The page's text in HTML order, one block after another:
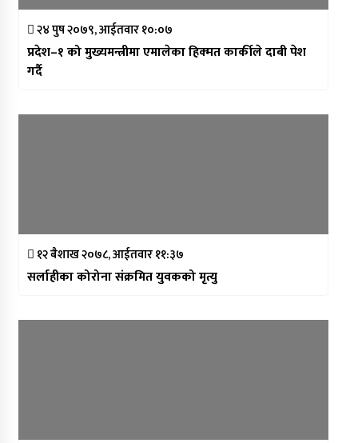
२४ पुष २०७९, आईतवार १०:०७
प्रदेश–१ को मुख्यमन्त्रीमा एमालेका हिक्मत कार्कीले दाबी पेश
गर्दै
१२ बैशाख २०७८, आईतवार ११:३७
सर्लाहीका कोरोना संक्रमित युवकको मृत्यु